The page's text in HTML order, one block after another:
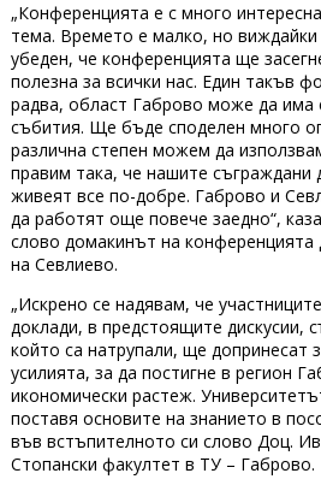
„Конференцията е с много
тема. Времето е малко, но виждайки
убеден, че конференцията ще
полезна за всички нас. Един такъв
радва, област Габрово може да има
събития. Ще бъде споделен много
различна степен можем да
правим така, че нашите съграждани
живеят все по-добре. Габрово и
да работят още повече заедно“,
слово домакинът на
на Севлиево.
„Искрено се надявам, че
доклади, в предстоящите дискусии,
който са натрупали, ще допринесат
усилията, за да постигне в регион
икономически растеж.
поставя основите на знанието в
във встъпителното си слово Доц.
Стопански факултет в ТУ – Габрово.